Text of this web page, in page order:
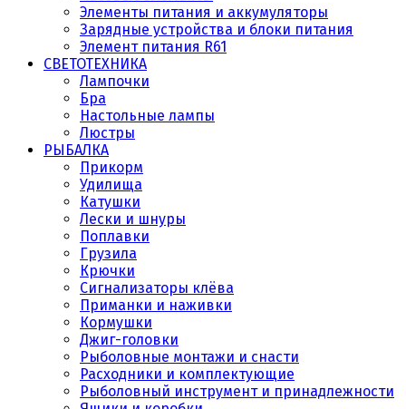
Элементы питания и аккумуляторы
Зарядные устройства и блоки питания
Элемент питания R61
СВЕТОТЕХНИКА
Лампочки
Бра
Настольные лампы
Люстры
РЫБАЛКА
Прикорм
Удилища
Катушки
Лески и шнуры
Поплавки
Грузила
Крючки
Сигнализаторы клёва
Приманки и наживки
Кормушки
Джиг-головки
Рыболовные монтажи и снасти
Расходники и комплектующие
Рыболовный инструмент и принадлежности